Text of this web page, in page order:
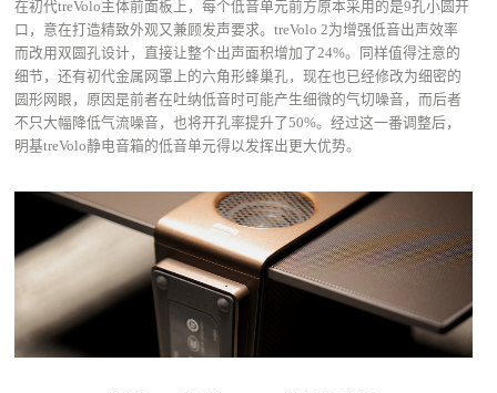
在初代treVolo主体前面板上，每个低音单元前方原本采用的是9孔小圆开
口，意在打造精致外观又兼顾发声要求。treVolo 2为增强低音出声效率
而改用双圆孔设计，直接让整个出声面积增加了24%。同样值得注意的
细节，还有初代金属网罩上的六角形蜂巢孔，现在也已经修改为细密的
圆形网眼，原因是前者在吐纳低音时可能产生细微的气切噪音，而后者
不只大幅降低气流噪音，也将开孔率提升了50%。经过这一番调整后，
明基treVolo静电音箱的低音单元得以发挥出更大优势。